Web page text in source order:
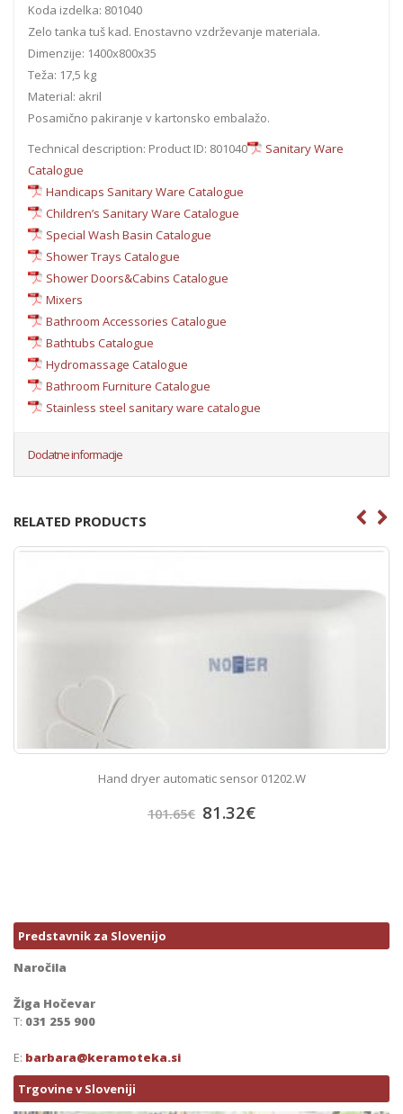
Koda izdelka: 801040
Zelo tanka tuš kad. Enostavno vzdrževanje materiala.
Dimenzije: 1400x800x35
Teža: 17,5 kg
Material: akril
Posamično pakiranje v kartonsko embalažo.
Technical description: Product ID: 801040
Sanitary Ware
Catalogue
Handicaps Sanitary Ware Catalogue
Children’s Sanitary Ware Catalogue
Special Wash Basin Catalogue
Shower Trays Catalogue
Shower Doors&Cabins Catalogue
Mixers
Bathroom Accessories Catalogue
Bathtubs Catalogue
Hydromassage Catalogue
Bathroom Furniture Catalogue
Stainless steel sanitary ware catalogue
Dodatne informacije
RELATED PRODUCTS
Hand dryer automatic sensor 01202.W
101.65€ 81.32€
Predstavnik za Slovenijo
Naročila
Žiga Hočevar
T: 031 255 900
E: barbara@keramoteka.si
Trgovine v Sloveniji